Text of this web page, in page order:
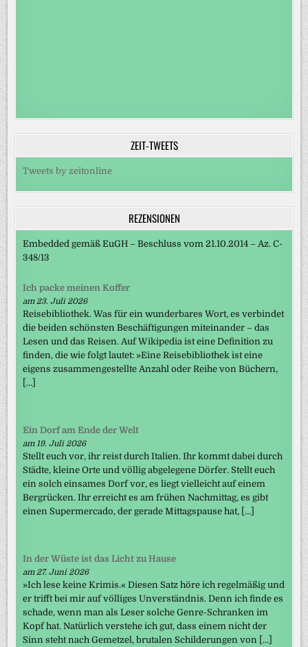
ZEIT-TWEETS
Tweets by zeitonline
REZENSIONEN
Embedded gemäß EuGH – Beschluss vom 21.10.2014 – Az. C-
348/13
Ich packe meinen Koffer
am 23. Juli 2026
Reisebibliothek. Was für ein wunderbares Wort, es verbindet
die beiden schönsten Beschäftigungen miteinander – das
Lesen und das Reisen. Auf Wikipedia ist eine Definition zu
finden, die wie folgt lautet: »Eine Reisebibliothek ist eine
eigens zusammengestellte Anzahl oder Reihe von Büchern,
[…]
Ein Dorf am Ende der Welt
am 19. Juli 2026
Stellt euch vor, ihr reist durch Italien. Ihr kommt dabei durch
Städte, kleine Orte und völlig abgelegene Dörfer. Stellt euch
ein solch einsames Dorf vor, es liegt vielleicht auf einem
Bergrücken. Ihr erreicht es am frühen Nachmittag, es gibt
einen Supermercado, der gerade Mittagspause hat, […]
In der Wüste ist das Licht zu Hause
am 27. Juni 2026
»Ich lese keine Krimis.« Diesen Satz höre ich regelmäßig und
er trifft bei mir auf völliges Unverständnis. Denn ich finde es
schade, wenn man als Leser solche Genre-Schranken im
Kopf hat. Natürlich verstehe ich gut, dass einem nicht der
Sinn steht nach Gemetzel, brutalen Schilderungen von […]